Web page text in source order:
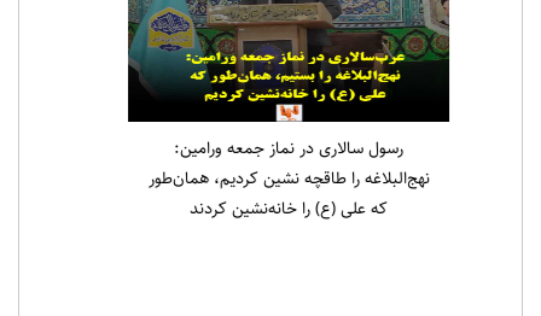
رسول سالاری در نماز جمعه ورامین:
نهج‌البلاغه را طاقچه نشین کردیم، همان‌طور
که علی (ع) را خانه‌نشین کردند